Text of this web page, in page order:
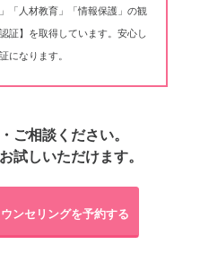
「人材教育」「情報保護」の観
証】を取得しています。安心し
になります。
ご相談ください。
試しいただけます。
ンセリングを予約する